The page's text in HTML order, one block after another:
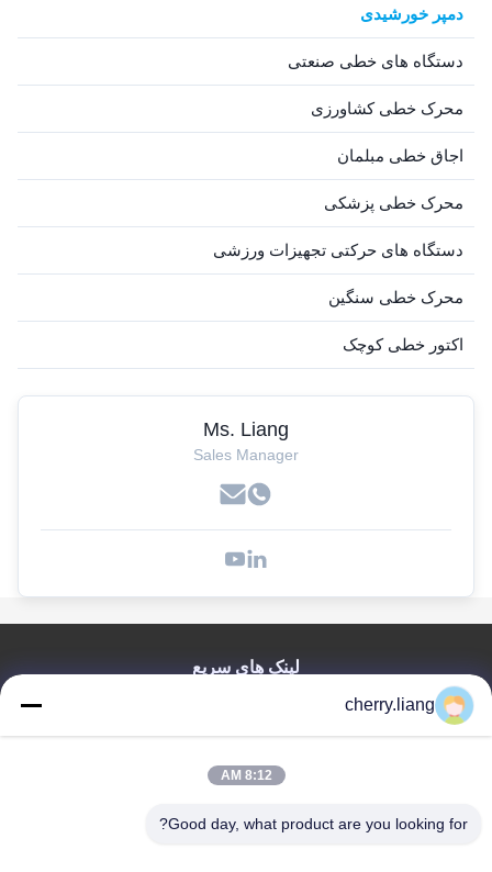
دمپر خورشیدی
دستگاه های خطی صنعتی
محرک خطی کشاورزی
اجاق خطی مبلمان
محرک خطی پزشکی
دستگاه های حرکتی تجهیزات ورزشی
محرک خطی سنگین
اکتور خطی کوچک
Ms. Liang
Sales Manager
لینک های سریع
دربارهی ما
تماس با ما
cherry.liang
8:12 AM
Good day, what product are you looking for?